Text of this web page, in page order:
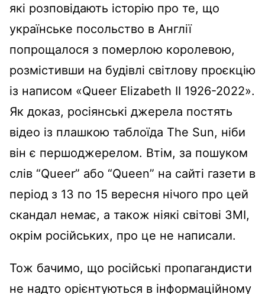
які розповідають історію про те, що
українське посольство в Англії
попрощалося з померлою королевою,
розмістивши на будівлі світлову проєкцію
із написом «Queer Elizabeth II 1926-2022».
Як доказ, росіянські джерела постять
відео із плашкою таблоїда The Sun, ніби
він є першоджерелом. Втім, за пошуком
слів “Queer” або “Queen” на сайті газети в
період з 13 по 15 вересня нічого про цей
скандал немає, а також ніякі світові ЗМІ,
окрім російських, про це не написали.
Тож бачимо, що російські пропагандисти
не надто орієнтуються в інформаційному